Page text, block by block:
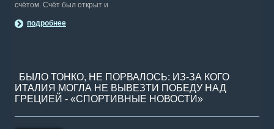
счётом. Счёт был открыт и
подробнее
БЫЛО ТОНКО, НЕ ПОРВАЛОСЬ: ИЗ-ЗА КОГО
ИТАЛИЯ МОГЛА НЕ ВЫВЕЗТИ ПОБЕДУ НАД
ГРЕЦИЕЙ - «СПОРТИВНЫЕ НОВОСТИ»